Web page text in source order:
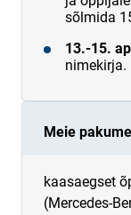
sõlmida
13.-15.
nimekirja.
Meie pakume
kaasaegset
(Mercedes-